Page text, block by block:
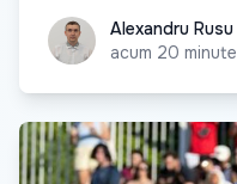
Alexandru Rusu
Alexandru Rusu
acum 20 minute